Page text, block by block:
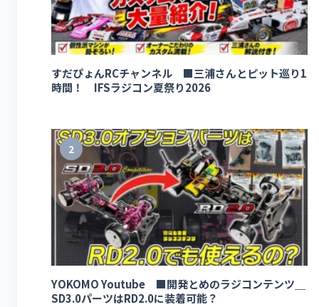
すだぴょんRCチャンネル ■三浦さんとピット巡り1
時間！ IFSラジコン夏祭り2026
2
YOKOMO Youtube ■開発とめのラジコンテンツ＿
SD3.0パーツはRD2.0に装着可能？